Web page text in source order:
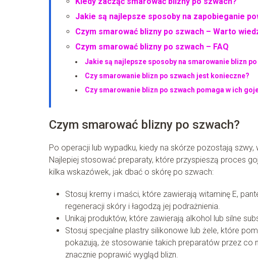
Jakie są najlepsze sposoby na zapobieganie
Czym smarować blizny po szwach – Warto
Czym smarować blizny po szwach – FAQ
Jakie są najlepsze sposoby na smarowanie blizn
Czy smarowanie blizn po szwach jest konieczne?
Czy smarowanie blizn po szwach pomaga w ich
Czym smarować blizny po szwach?
Po operacji lub wypadku, kiedy na skórze pozostają szwy,
Najlepiej stosować preparaty, które przyspieszą proces
kilka wskazówek, jak dbać o skórę po szwach:
Stosuj kremy i maści, które zawierają witaminę E,
regeneracji skóry i łagodzą jej podrażnienia.
Unikaj produktów, które zawierają alkohol lub silne
Stosuj specjalne plastry silikonowe lub żele, które
pokazują, że stosowanie takich preparatów przez co
znacznie poprawić wygląd blizn.